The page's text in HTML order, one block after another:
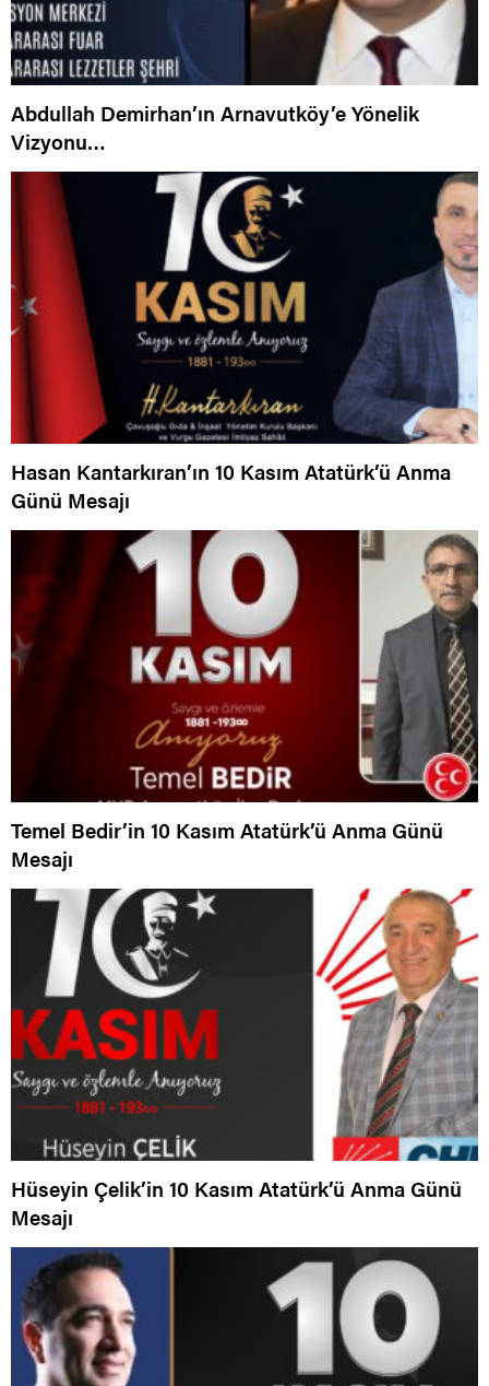
Abdullah Demirhan’ın Arnavutköy’e Yönelik
Vizyonu…
Hasan Kantarkıran’ın 10 Kasım Atatürk’ü Anma
Günü Mesajı
Temel Bedir’in 10 Kasım Atatürk’ü Anma Günü
Mesajı
Hüseyin Çelik’in 10 Kasım Atatürk’ü Anma Günü
Mesajı